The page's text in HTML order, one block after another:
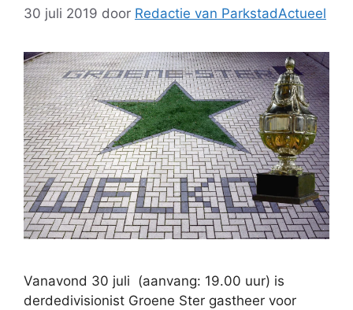
30 juli 2019 door Redactie van ParkstadActueel
Vanavond 30 juli (aanvang: 19.00 uur) is
derdedivisionist Groene Ster gastheer voor